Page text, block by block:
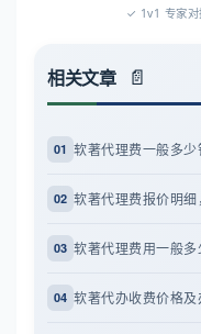
✓ 1v1 专家对
相关文章
01 软著代理费一般多
02 软著代理费报价明
03 软著代理费用一般
04 软著代办收费价格